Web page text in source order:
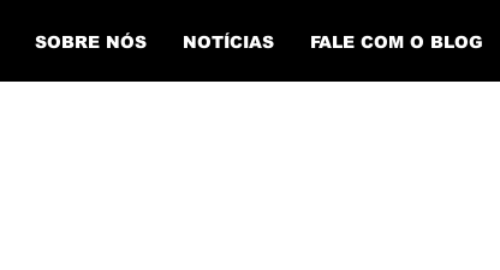
SOBRE NÓS NOTÍCIAS FALE COM O BLOG